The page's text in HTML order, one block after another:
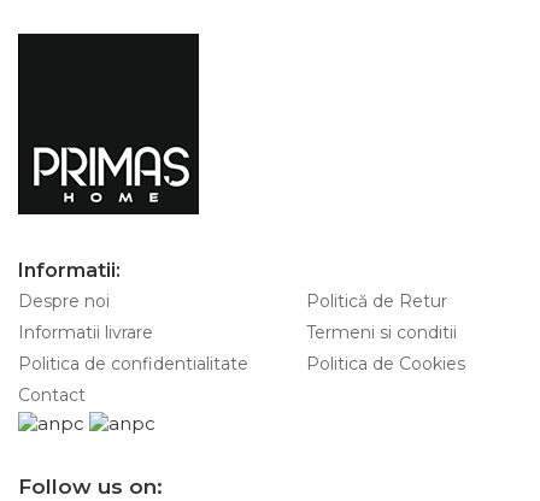
Informatii:
Despre noi
Politică de Retur
Informatii livrare
Termeni si conditii
Politica de confidentialitate
Politica de Cookies
Contact
Follow us on: